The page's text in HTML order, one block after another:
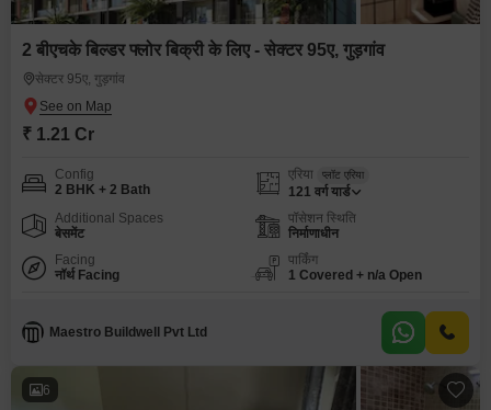
2 बीएचके बिल्डर फ्लोर बिक्री के लिए - सेक्टर 95ए, गुड़गांव
सेक्टर 95ए, गुड़गांव
₹ 1.21 Cr
Config
2 BHK + 2 Bath
एरिया प्लॉट एरिया
121 वर्ग यार्ड
Additional Spaces
बेसमेंट
पॉसेशन स्थिति
निर्माणाधीन
Facing
नॉर्थ Facing
पार्किंग
1 Covered + n/a Open
Maestro Buildwell Pvt Ltd
6